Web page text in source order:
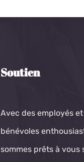
Soutien
Avec des employés
bénévoles
sommes prêts à vous